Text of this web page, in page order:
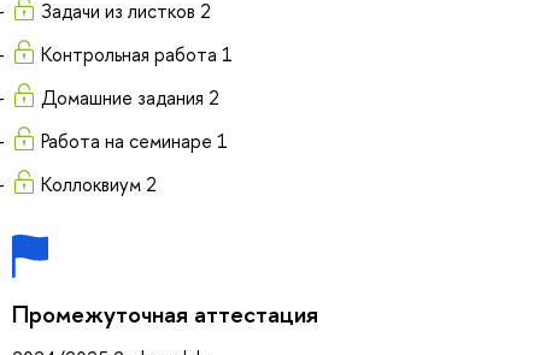
Задачи из листков 2
Контрольная работа 1
Домашние задания 2
Работа на семинаре 1
Коллоквиум 2
Промежуточная аттестация